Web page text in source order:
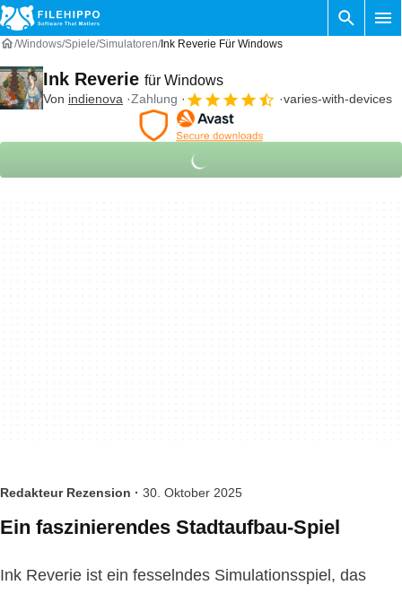
Windows Spiele Simulatoren Ink Reverie Für Windows
Ink Reverie für Windows
Von indienova Zahlung varies-with-devices
Redakteur Rezension · 30. Oktober 2025
Ein faszinierendes Stadtaufbau-Spiel
Ink Reverie ist ein fesselndes Simulationsspiel, das